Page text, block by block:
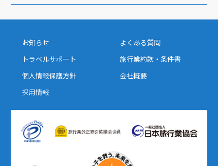
お知らせ
よくある質問
トラベルサポート
旅行業約款・条件書
個人情報保護方針
会社概要
採用情報